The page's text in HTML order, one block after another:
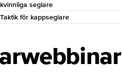
seglare
för kappseglare